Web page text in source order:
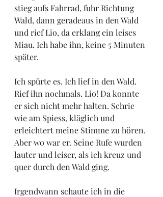
stieg aufs Fahrrad, fuhr Richtung
Wald, dann geradeaus in den Wald
und rief Lio, da erklang ein leises
Miau. Ich habe ihn, keine 5 Minuten
später.
Ich spürte es. Ich lief in den Wald.
Rief ihn nochmals. Lio! Da konnte
er sich nicht mehr halten. Schrie
wie am Spiess, kläglich und
erleichtert meine Stimme zu hören.
Aber wo war er. Seine Rufe wurden
lauter und leiser, als ich kreuz und
quer durch den Wald ging.
Irgendwann schaute ich in die